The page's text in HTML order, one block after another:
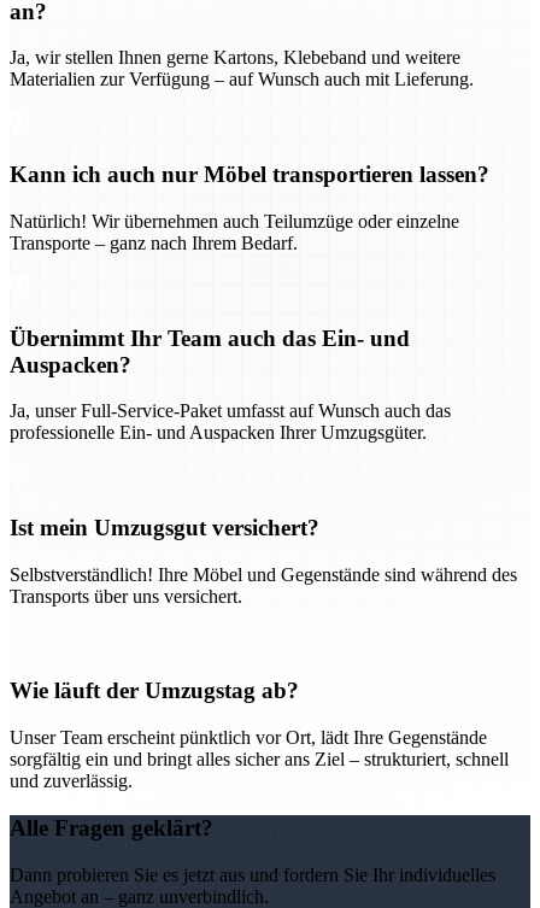
an?
Ja, wir stellen Ihnen gerne Kartons, Klebeband und weitere
Materialien zur Verfügung – auf Wunsch auch mit Lieferung.
Kann ich auch nur Möbel transportieren lassen?
Natürlich! Wir übernehmen auch Teilumzüge oder einzelne
Transporte – ganz nach Ihrem Bedarf.
Übernimmt Ihr Team auch das Ein- und
Auspacken?
Ja, unser Full-Service-Paket umfasst auf Wunsch auch das
professionelle Ein- und Auspacken Ihrer Umzugsgüter.
Ist mein Umzugsgut versichert?
Selbstverständlich! Ihre Möbel und Gegenstände sind während des
Transports über uns versichert.
Wie läuft der Umzugstag ab?
Unser Team erscheint pünktlich vor Ort, lädt Ihre Gegenstände
sorgfältig ein und bringt alles sicher ans Ziel – strukturiert, schnell
und zuverlässig.
Alle Fragen geklärt?
Dann probieren Sie es jetzt aus und fordern Sie Ihr individuelles
Angebot an – ganz unverbindlich.